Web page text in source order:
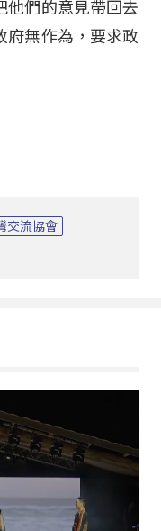
他們的意見帶回去
府無作為，要求政
交流協會